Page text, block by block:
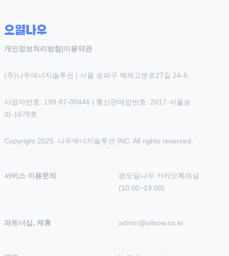
개인정보처리방침 |이용약관
(주)나우에너지솔루션 | 서울 송파구 백제고분로27길 24-5
사업자번호: 199-87-00446 | 통신판매업번호: 2017-서울송
파-1678호
Copyright 2025. 나우에너지솔루션 INC. All rights reserved.
서비스 이용문의
@오일나우 카카오톡채널
(10:00~19:00)
파트너십, 제휴 admin@oilnow.co.kr